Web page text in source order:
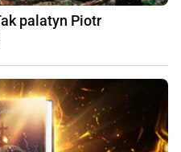
palatyn Piotr